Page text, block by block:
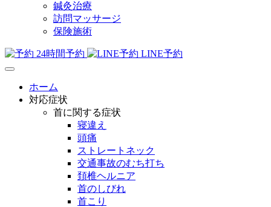
鍼灸治療
訪問マッサージ
保険施術
24時間予約 LINE予約
ホーム
対応症状
首に関する症状
寝違え
頭痛
ストレートネック
交通事故のむち打ち
頚椎ヘルニア
首のしびれ
首こり